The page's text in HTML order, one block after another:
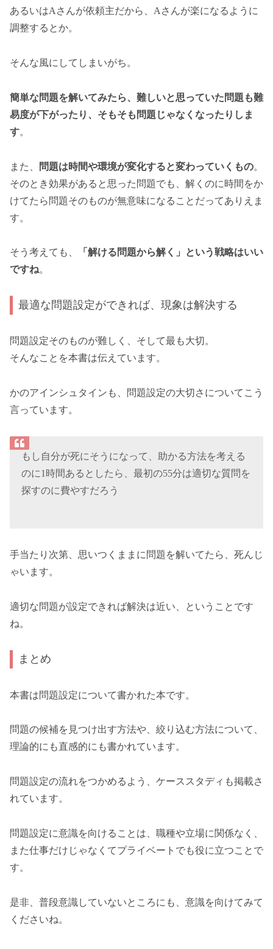
あるいはAさんが依頼主だから、Aさんが楽になるように
調整するとか。
そんな風にしてしまいがち。
簡単な問題を解いてみたら、難しいと思っていた問題も難
易度が下がったり、そもそも問題じゃなくなったりしま
す。
また、 問題は時間や環境が変化すると変わっていくもの。
そのとき効果があると思った問題でも、解くのに時間をか
けてたら問題そのものが無意味になることだってありえま
す。
そう考えても、
「解ける問題から解く」という戦略はいい
ですね。
最適な問題設定ができれば、現象は解決する
問題設定そのものが難しく、そして最も大切。
そんなことを本書は伝えています。
かのアインシュタインも、問題設定の大切さについてこう
言っています。
もし自分が死にそうになって、助かる方法を考える
のに1時間あるとしたら、最初の55分は適切な質問を
探すのに費やすだろう
手当たり次第、思いつくままに問題を解いてたら、死んじ
ゃいます。
適切な問題が設定できれば解決は近い、ということです
ね。
まとめ
本書は問題設定について書かれた本です。
問題の候補を見つけ出す方法や、絞り込む方法について、
理論的にも直感的にも書かれています。
問題設定の流れをつかめるよう、ケーススタディも掲載さ
れています。
問題設定に意識を向けることは、職種や立場に関係なく、
また仕事だけじゃなくてプライベートでも役に立つことで
す。
是非、普段意識していないところにも、意識を向けてみて
くださいね。